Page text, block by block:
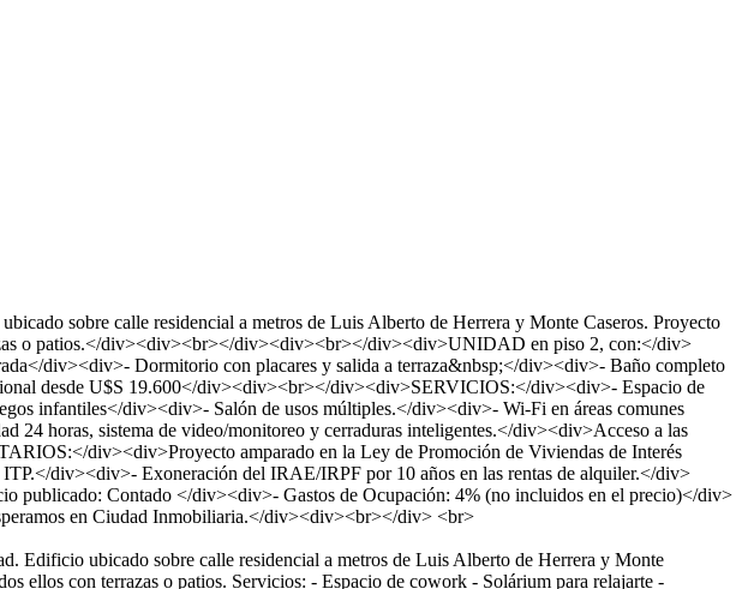
sobre calle residencial a metros de Luis Alberto de Herrera y Monte Caseros. Proyecto
o patios.</div><div><br></div><div><br></div><div>UNIDAD en piso 2, con:</div>
div><div>- Dormitorio con placares y salida a terraza&nbsp;</div><div>- Baño completo
desde U$S 19.600</div><div><br></div><div>SERVICIOS:</div><div>- Espacio de
infantiles</div><div>- Salón de usos múltiples.</div><div>- Wi-Fi en áreas comunes
horas, sistema de video/monitoreo y cerraduras inteligentes.</div><div>Acceso a las
div><div>Proyecto amparado en la Ley de Promoción de Viviendas de Interés
div><div>- Exoneración del IRAE/IRPF por 10 años en las rentas de alquiler.</div>
Contado </div><div>- Gastos de Ocupación: 4% (no incluidos en el precio)</div>
en Ciudad Inmobiliaria.</div><div><br></div> <br>
Edificio ubicado sobre calle residencial a metros de Luis Alberto de Herrera y Monte
ellos con terrazas o patios. Servicios: - Espacio de cowork - Solárium para relajarte -